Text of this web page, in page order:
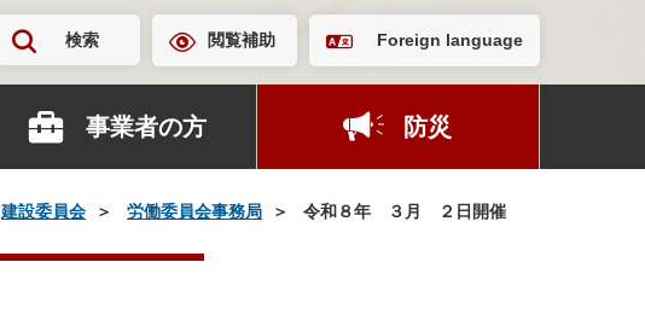
検索 閲覧補助 Foreign language
事業者の方 防災
建設委員会 労働委員会事務局 令和８年 ３月 ２日開催